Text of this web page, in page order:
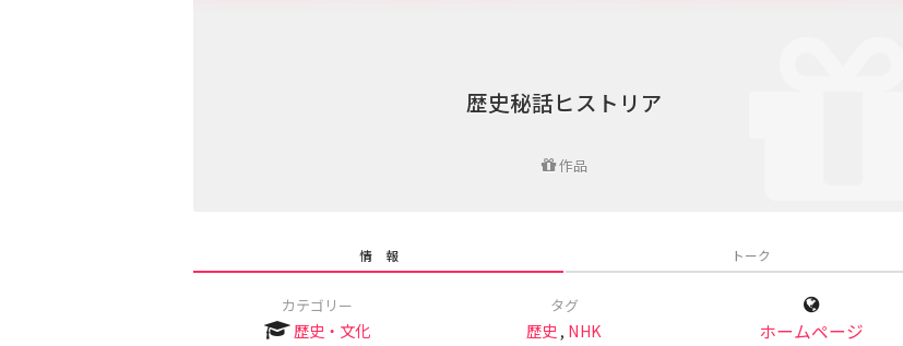
歴史秘話ヒストリア
作品
情 報 トーク
カテゴリー
歴史・文化
タグ
歴史 , NHK ホームページ